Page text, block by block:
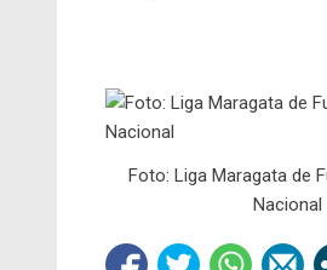
Foto: Liga Maragata de
Nacional